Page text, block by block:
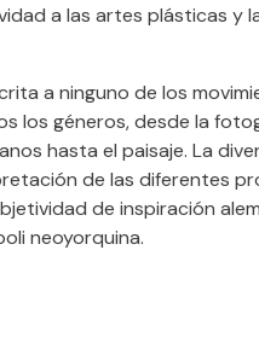
a las artes plásticas y
a ninguno de los
los géneros, desde la
hasta el paisaje. La
de las diferentes
de inspiración
neoyorquina.